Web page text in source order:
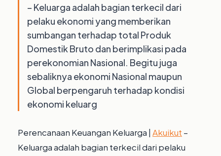
– Keluarga adalah bagian terkecil dari
pelaku ekonomi yang memberikan
sumbangan terhadap total Produk
Domestik Bruto dan berimplikasi pada
perekonomian Nasional. Begitu juga
sebaliknya ekonomi Nasional maupun
Global berpengaruh terhadap kondisi
ekonomi keluarg
Perencanaan Keuangan Keluarga | Akuikut –
Keluarga adalah bagian terkecil dari pelaku